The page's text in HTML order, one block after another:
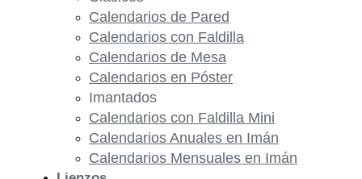
Calendarios de Pared
Calendarios con Faldilla
Calendarios de Mesa
Calendarios en Póster
Imantados
Calendarios con Faldilla Mini
Calendarios Anuales en Imán
Calendarios Mensuales en Imán